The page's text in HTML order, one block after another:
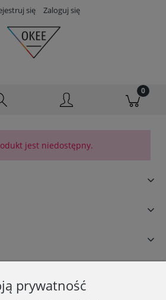
się Zaloguj się
jest niedostępny.
prywatność